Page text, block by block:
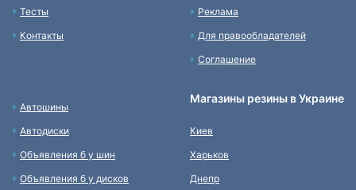
Тесты
Контакты
Реклама
Для правообладателей
Соглашение
Автошины
Автодиски
Объявления б у шин
Объявления б у дисков
Магазины резины в Украине
Киев
Харьков
Днепр